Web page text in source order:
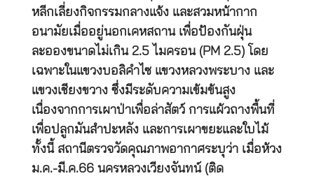
หลีกเลี่ยงกิจกรรมกลางแจ้ง และสวมหน้ากาก
อนามัยเมื่ออยู่นอกเคหสถาน เพื่อป้องกันฝุ่น
ละอองขนาดไม่เกิน 2.5 ไมครอน (PM 2.5) โดย
เฉพาะในแขวงบอลิคำไซ แขวงหลวงพระบาง และ
แขวงเชียงขวาง ซึ่งมีระดับความเข้มข้นสูง
เนื่องจากการเผาป่าเพื่อล่าสัตว์ การแผ้วถางพื้นที่
เพื่อปลูกมันสำปะหลัง และการเผาขยะและใบไม้
ทั้งนี้ สถานีตรวจวัดคุณภาพอากาศระบุว่า เมื่อห้วง
ม.ค.-มี.ค.66 นครหลวงเวียงจันทน์ (ติด